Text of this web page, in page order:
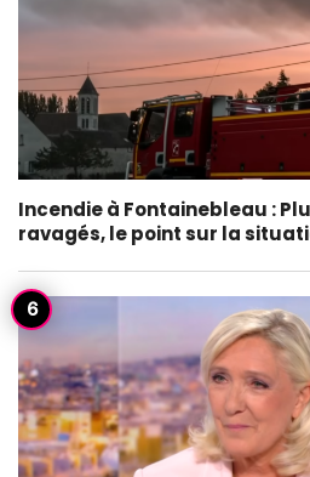
Incendie à Fontainebleau :
ravagés, le point sur la